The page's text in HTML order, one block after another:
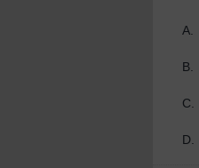
A.
B.
C.
D.